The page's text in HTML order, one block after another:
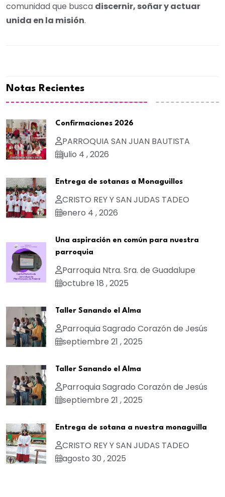
comunidad que busca discernir, soñar y actuar
unida en la misión.
Notas Recientes
Confirmaciones 2026
PARROQUIA SAN JUAN BAUTISTA
julio 4 , 2026
Entrega de sotanas a Monaguillos
CRISTO REY Y SAN JUDAS TADEO
enero 4 , 2026
Una aspiración en común para nuestra
parroquia
Parroquia Ntra. Sra. de Guadalupe
octubre 18 , 2025
Taller Sanando el Alma
Parroquia Sagrado Corazón de Jesús
septiembre 21 , 2025
Taller Sanando el Alma
Parroquia Sagrado Corazón de Jesús
septiembre 21 , 2025
Entrega de sotana a nuestra monaguilla
CRISTO REY Y SAN JUDAS TADEO
agosto 30 , 2025